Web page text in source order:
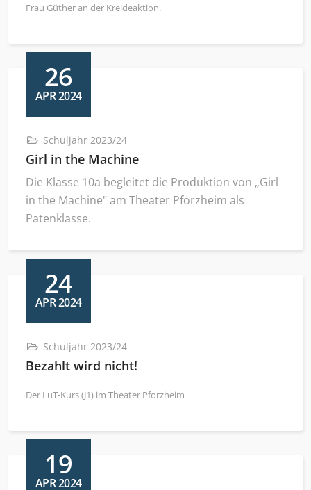
Frau Güther an der Kreideaktion.
26
APR 2024
Schuljahr 2023/24
Girl in the Machine
Die Klasse 10a begleitet die Produktion von „Girl
in the Machine" am Theater Pforzheim als
Patenklasse.
24
APR 2024
Schuljahr 2023/24
Bezahlt wird nicht!
Der LuT-Kurs (J1) im Theater Pforzheim
19
APR 2024